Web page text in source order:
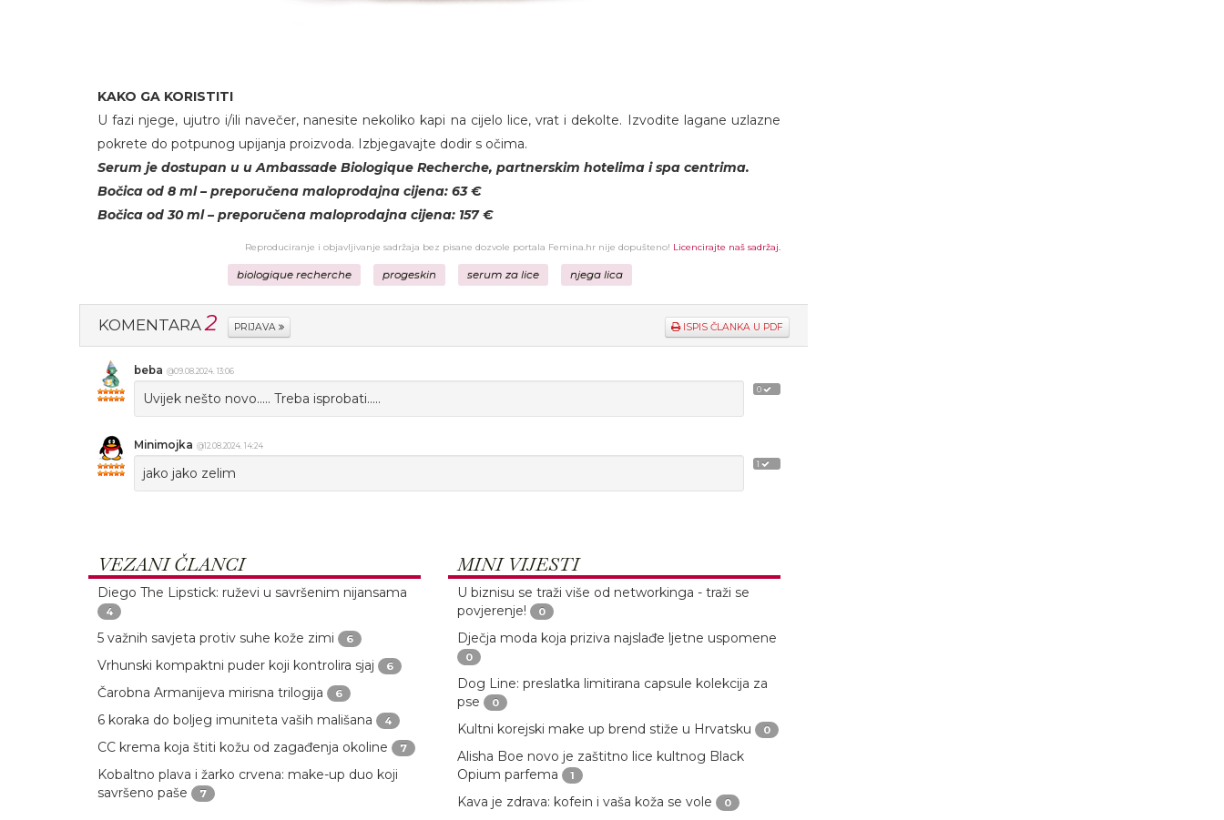
KAKO GA KORISTITI
U fazi njege, ujutro i/ili navečer, nanesite nekoliko kapi na cijelo lice, vrat i dekolte. Izvodite lagane uzlazne
pokrete do potpunog upijanja proizvoda. Izbjegavajte dodir s očima.
Serum je dostupan u u Ambassade Biologique Recherche, partnerskim hotelima i spa centrima.
Bočica od 8 ml – preporučena maloprodajna cijena: 63 €
Bočica od 30 ml – preporučena maloprodajna cijena: 157 €
Reproduciranje i objavljivanje sadržaja bez pisane dozvole portala Femina.hr nije dopušteno! Licencirajte naš sadržaj.
biologique recherche progeskin serum za lice njega lica
KOMENTARA2 PRIJAVA ISPIS ČLANKA U PDF
0
beba @09.08.2024. 13:06
Uvijek nešto novo..... Treba isprobati.....
1
Minimojka @12.08.2024. 14:24
jako jako zelim
VEZANI ČLANCI
Diego The Lipstick: ruževi u savršenim nijansama
4
5 važnih savjeta protiv suhe kože zimi 6
Vrhunski kompaktni puder koji kontrolira sjaj 6
Čarobna Armanijeva mirisna trilogija 6
6 koraka do boljeg imuniteta vaših mališana 4
CC krema koja štiti kožu od zagađenja okoline 7
Kobaltno plava i žarko crvena: make-up duo koji
savršeno paše
7
MINI VIJESTI
U biznisu se traži više od networkinga - traži se
povjerenje!
0
Dječja moda koja priziva najslađe ljetne uspomene
0
Dog Line: preslatka limitirana capsule kolekcija za
pse
0
Kultni korejski make up brend stiže u Hrvatsku 0
Alisha Boe novo je zaštitno lice kultnog Black
Opium parfema
1
Kava je zdrava: kofein i vaša koža se vole 0